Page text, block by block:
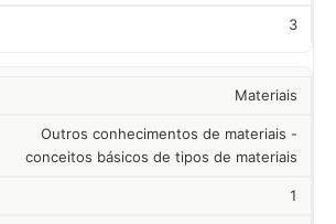
3
Materiais
Outros conhecimentos de materiais -
conceitos básicos de tipos de materiais
1